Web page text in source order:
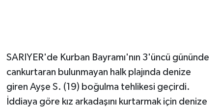
SARIYER'de Kurban Bayramı'nın 3'üncü gününde
cankurtaran bulunmayan halk plajında denize
giren Ayşe S. (19) boğulma tehlikesi geçirdi.
İddiaya göre kız arkadaşını kurtarmak için denize
Siyaset
Sokak Hayvanlarını Sahiplendirme